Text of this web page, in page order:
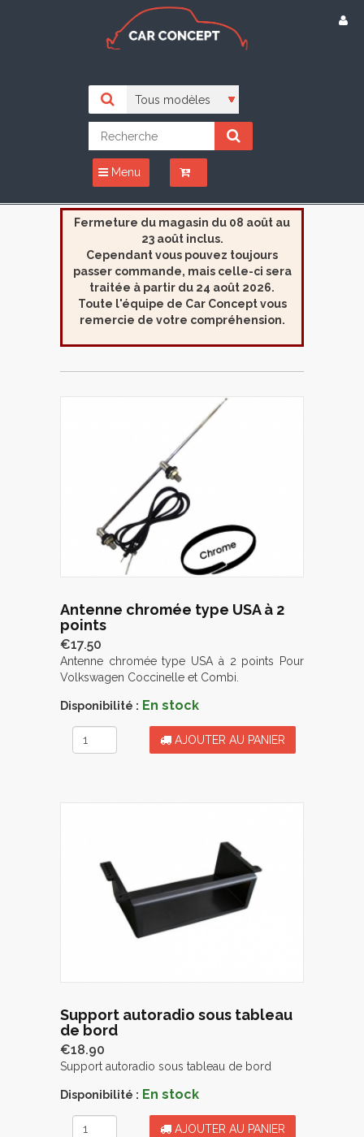
Menu
Fermeture du magasin du 08 août au
23 août inclus.
Cependant vous pouvez toujours
passer commande, mais celle-ci sera
traitée à partir du 24 août 2026.
Toute l'équipe de Car Concept vous
remercie de votre compréhension.
Antenne chromée type USA à 2
points
€17.50
Antenne chromée type USA à 2 points Pour
Volkswagen Coccinelle et Combi.
Disponibilité : En stock
AJOUTER AU PANIER
Support autoradio sous tableau
de bord
€18.90
Support autoradio sous tableau de bord
Disponibilité : En stock
AJOUTER AU PANIER